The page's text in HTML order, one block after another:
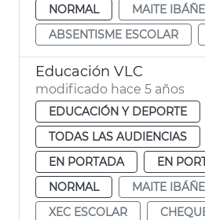
NORMAL
MAITE
ABSENTISME ESCOLAR
Educación VLC
modificado hace 5 años
EDUCACIÓN Y DEPORTE
TODAS LAS AUDIENCIAS
EN PORTADA
EN
NORMAL
MAITE
XEC ESCOLAR